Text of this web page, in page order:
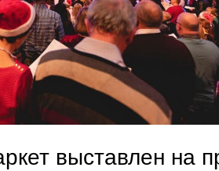
выставлен на